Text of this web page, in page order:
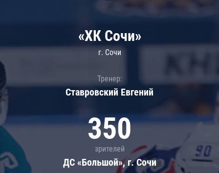
«ХК Сочи»
г. Сочи
Тренер:
Ставровский Евгений
350
зрителей
ДС «Большой», г. Сочи